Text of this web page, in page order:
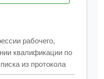
рабочего,
квалификации по
из протокола